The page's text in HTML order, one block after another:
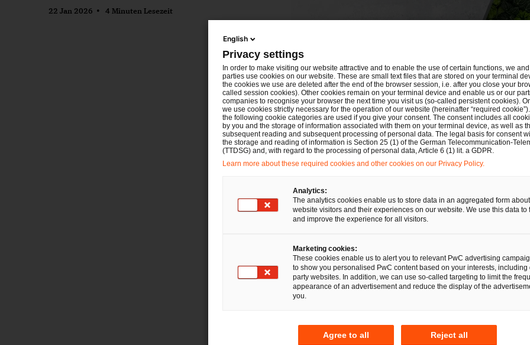
22 Jan 2026 4 Minuten Lesezeit
English
Privacy settings
In order to make visiting our website attractive and to enable the use of certain functions, we
parties use cookies on our website. These are small text files that are stored on your terminal
the cookies we use are deleted after the end of the browser session, i.e. after you close your
called session cookies). Other cookies remain on your terminal device and enable us or our
companies to recognise your browser the next time you visit us (so-called persistent cookies).
we use cookies strictly necessary for the operation of our website (hereinafter “required
the following cookie categories are used if you give your consent. The consent includes all
by you and the storage of information associated with them on your terminal device, as well as
subsequent reading and subsequent processing of personal data. The legal basis for consent
the storage and reading of information is Section 25 (1) of the German Telecommunication-
(TTDSG) and, with regard to the processing of personal data, Article 6 (1) lit. a GDPR.
Learn more about these required cookies and other cookies on our Privacy Policy.
Analytics:
The analytics cookies enable us to store data in an aggregated form
website visitors and their experiences on our website. We use this data to
and improve the experience for all visitors.
Marketing cookies:
These cookies enable us to alert you to relevant PwC advertising
to show you personalised PwC content based on your interests, including
party websites. In addition, we can use so-called targeting to limit the
appearance of an advertisement and reduce the display of the
you.
Agree to all Reject all